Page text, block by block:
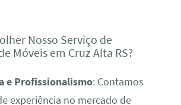
Nosso Serviço de
Móveis em Cruz Alta RS?
e Profissionalismo: Contamos
experiência no mercado de